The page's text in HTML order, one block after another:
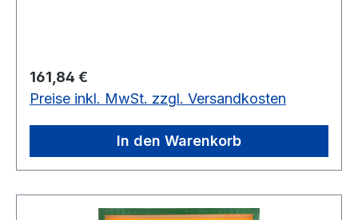
Regulärer Preis:
161,84 €
Preise inkl. MwSt. zzgl. Versandkosten
In den Warenkorb